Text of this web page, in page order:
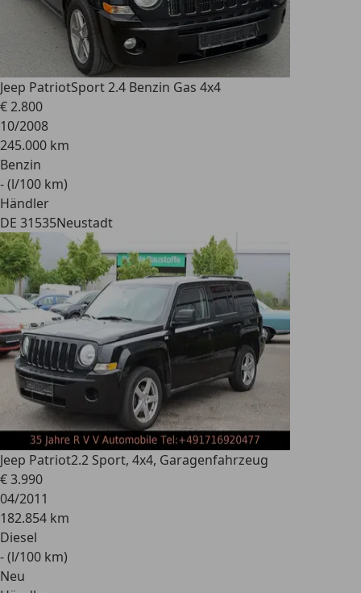
Jeep PatriotSport 2.4 Benzin Gas 4x4
€ 2.800
10/2008
245.000 km
Benzin
- (l/100 km)
Händler
DE 31535Neustadt
Jeep Patriot2.2 Sport, 4x4, Garagenfahrzeug
€ 3.990
04/2011
182.854 km
Diesel
- (l/100 km)
Neu